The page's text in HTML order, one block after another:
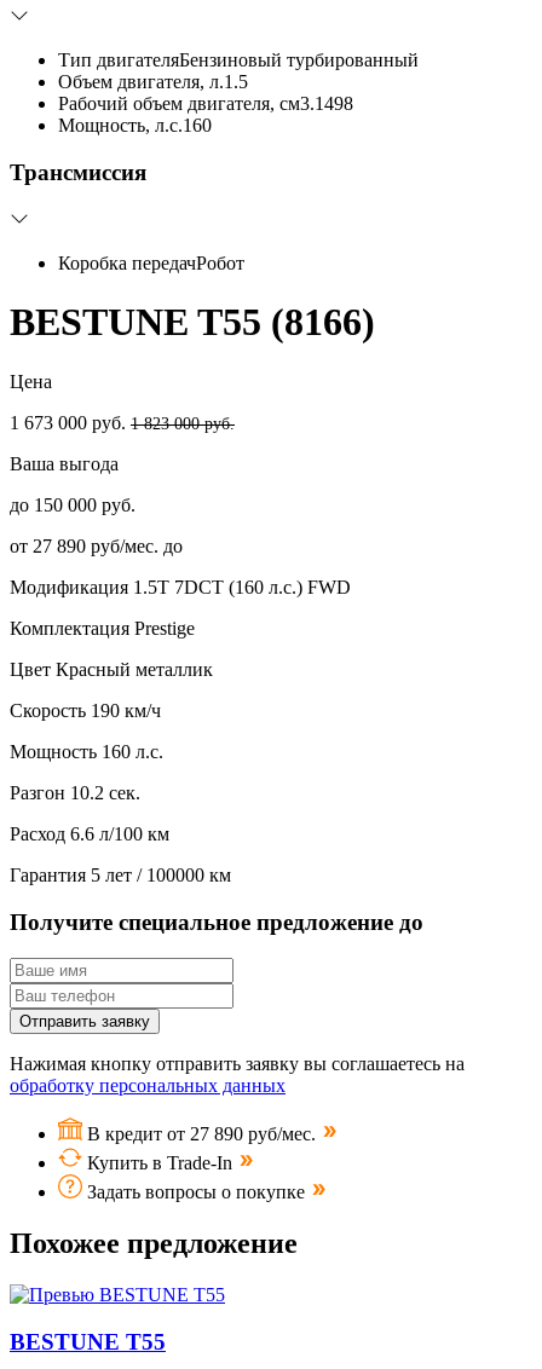
Тип двигателяБензиновый турбированный
Объем двигателя, л.1.5
Рабочий объем двигателя, см3.1498
Мощность, л.с.160
Трансмиссия
Коробка передачРобот
BESTUNE T55 (8166)
Цена
1 673 000 руб. 1 823 000 руб.
Ваша выгода
до 150 000 руб.
от 27 890 руб/мес. до
Модификация 1.5T 7DCT (160 л.с.) FWD
Комплектация Prestige
Цвет Красный металлик
Скорость 190 км/ч
Мощность 160 л.с.
Разгон 10.2 сек.
Расход 6.6 л/100 км
Гарантия 5 лет / 100000 км
Получите специальное предложение до
Отправить заявку
Нажимая кнопку отправить заявку вы соглашаетесь на
обработку персональных данных
В кредит от 27 890 руб/мес.
Купить в Trade-In
Задать вопросы о покупке
Похожее предложение
BESTUNE T55